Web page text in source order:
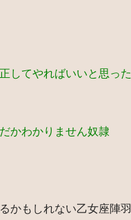
してやればいいと思った
かわかりません奴隷
もしれない乙女座陣